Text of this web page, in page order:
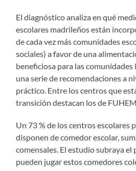
El diagnóstico analiza en qué
escolares madrileños están
de cada vez más comunidades
sociales) a favor de una
beneficiosa para las comunidades
una serie de recomendaciones a
práctico. Entre los centros que
transición destacan los de
Un 73 % de los centros escolares
disponen de comedor escolar,
comensales. El estudio subraya
pueden jugar estos comedores